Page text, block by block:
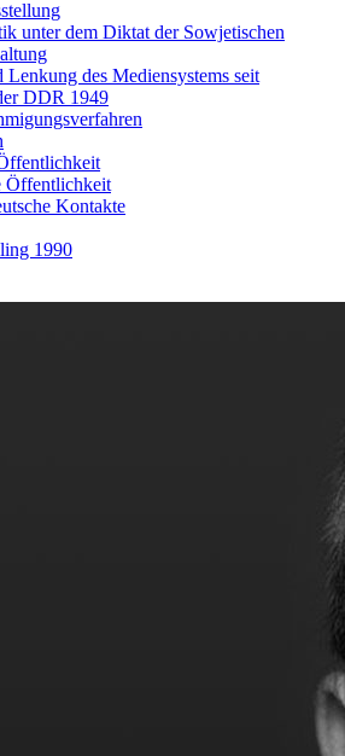
unter dem Diktat der Sowjetischen
Lenkung des Mediensystems seit
DDR 1949
Öffentlichkeit
Kontakte
1990